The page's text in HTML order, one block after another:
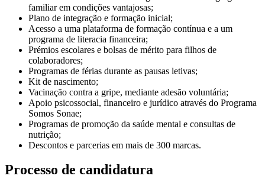
familiar em condições vantajosas;
Plano de integração e formação inicial;
Acesso a uma plataforma de formação contínua e a um
programa de literacia financeira;
Prémios escolares e bolsas de mérito para filhos de
colaboradores;
Programas de férias durante as pausas letivas;
Kit de nascimento;
Vacinação contra a gripe, mediante adesão voluntária;
Apoio psicossocial, financeiro e jurídico através do Programa
Somos Sonae;
Programas de promoção da saúde mental e consultas de
nutrição;
Descontos e parcerias em mais de 300 marcas.
Processo de candidatura